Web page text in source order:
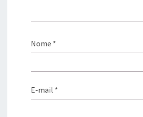
Nome *
E-mail *